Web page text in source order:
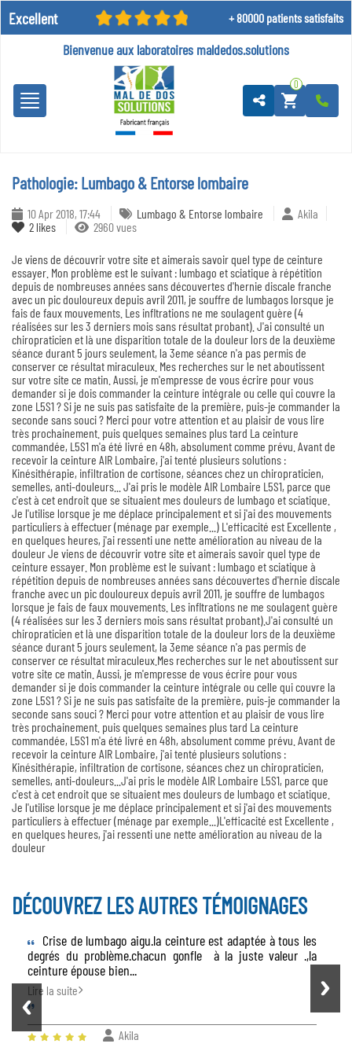
Excellent + 80000 patients satisfaits
Bienvenue aux laboratoires maldedos.solutions
shopping_cart
0
Pathologie: Lumbago & Entorse lombaire
10 Apr 2018, 17:44 Lumbago & Entorse lombaire
Akila
2likes 2960 vues
Je viens de découvrir votre site et aimerais savoir quel type de ceinture
essayer. Mon problème est le suivant : lumbago et sciatique à répétition
depuis de nombreuses années sans découvertes d'hernie discale franche
avec un pic douloureux depuis avril 2011, je souffre de lumbagos lorsque je
fais de faux mouvements. Les infltrations ne me soulagent guère (4
réalisées sur les 3 derniers mois sans résultat probant). J'ai consulté un
chiropraticien et là une disparition totale de la douleur lors de la deuxième
séance durant 5 jours seulement, la 3eme séance n'a pas permis de
conserver ce résultat miraculeux. Mes recherches sur le net aboutissent
sur votre site ce matin. Aussi, je m'empresse de vous écrire pour vous
demander si je dois commander la ceinture intégrale ou celle qui couvre la
zone L5S1 ? Si je ne suis pas satisfaite de la première, puis-je commander la
seconde sans souci ? Merci pour votre attention et au plaisir de vous lire
très prochainement. puis quelques semaines plus tard La ceinture
commandée, L5S1 m'a été livré en 48h, absolument comme prévu. Avant de
recevoir la ceinture AIR Lombaire, j'ai tenté plusieurs solutions :
Kinésithérapie, infiltration de cortisone, séances chez un chiropraticien,
semelles, anti-douleurs... J'ai pris le modèle AIR Lombaire L5S1, parce que
c'est à cet endroit que se situaient mes douleurs de lumbago et sciatique.
Je l'utilise lorsque je me déplace principalement et si j'ai des mouvements
particuliers à effectuer (ménage par exemple...) L'efficacité est Excellente ,
en quelques heures, j'ai ressenti une nette amélioration au niveau de la
douleur Je viens de découvrir votre site et aimerais savoir quel type de
ceinture essayer. Mon problème est le suivant : lumbago et sciatique à
répétition depuis de nombreuses années sans découvertes d'hernie discale
franche avec un pic douloureux depuis avril 2011, je souffre de lumbagos
lorsque je fais de faux mouvements. Les infltrations ne me soulagent guère
(4 réalisées sur les 3 derniers mois sans résultat probant).J'ai consulté un
chiropraticien et là une disparition totale de la douleur lors de la deuxième
séance durant 5 jours seulement, la 3eme séance n'a pas permis de
conserver ce résultat miraculeux.Mes recherches sur le net aboutissent sur
votre site ce matin. Aussi, je m'empresse de vous écrire pour vous
demander si je dois commander la ceinture intégrale ou celle qui couvre la
zone L5S1 ? Si je ne suis pas satisfaite de la première, puis-je commander la
seconde sans souci ? Merci pour votre attention et au plaisir de vous lire
très prochainement. puis quelques semaines plus tard La ceinture
commandée, L5S1 m'a été livré en 48h, absolument comme prévu. Avant de
recevoir la ceinture AIR Lombaire, j'ai tenté plusieurs solutions :
Kinésithérapie, infiltration de cortisone, séances chez un chiropraticien,
semelles, anti-douleurs...J'ai pris le modèle AIR Lombaire L5S1, parce que
c'est à cet endroit que se situaient mes douleurs de lumbago et sciatique.
Je l'utilise lorsque je me déplace principalement et si j'ai des mouvements
particuliers à effectuer (ménage par exemple...)L'efficacité est Excellente ,
en quelques heures, j'ai ressenti une nette amélioration au niveau de la
douleur
DÉCOUVREZ LES AUTRES TÉMOIGNAGES
Crise de lumbago aigu.la ceinture est adaptée à tous les
degrés du problème.chacun gonfle à la juste valeur .,la
ceinture épouse bien...
Lire la suite
Akila